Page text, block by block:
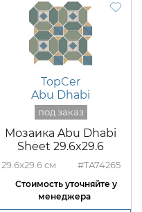
TopCer
Abu Dhabi
Мозаика Abu Dhabi
Sheet 29.6x29.6
29.6x29.6 #TA74265